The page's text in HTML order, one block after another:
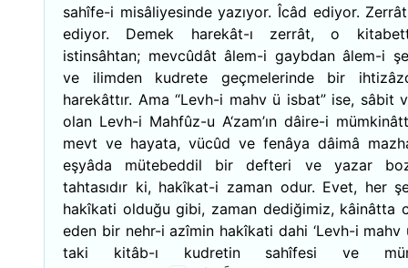
sahîfe-i misâliyesinde yazıyor. Îcâd ediyor.
ediyor. Demek harekât-ı zerrât, o
istinsâhtan; mevcûdât âlem-i gaybdan âlem-i
ve ilimden kudrete geçmelerinde bir
harekâttır. Ama “Levh-i mahv ü isbat” ise, sâbit
olan Levh-i Mahfûz-u A‘zam’ın dâire-i
mevt ve hayata, vücûd ve fenâya dâimâ
eşyâda mütebeddil bir defteri ve yazar
tahtasıdır ki, hakîkat-i zaman odur. Evet, her
hakîkati olduğu gibi, zaman dediğimiz, kâinâtta
eden bir nehr-i azîmin hakîkati dahi ‘Levh-i mahv
taki kitâb-ı kudretin sahîfesi ve